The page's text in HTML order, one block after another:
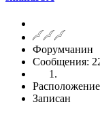
Форумчанин
Сообщения:
Записан